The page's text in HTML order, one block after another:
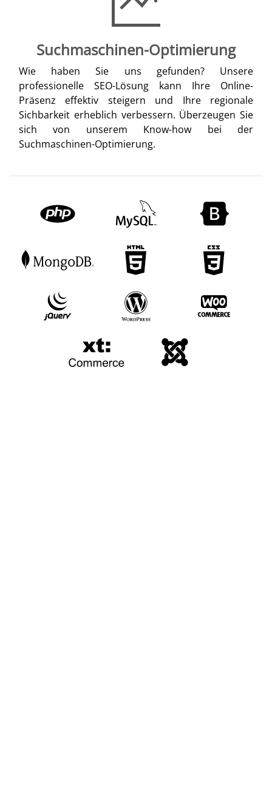
Suchmaschinen-Optimierung
Wie haben Sie uns gefunden? Unsere
professionelle SEO-Lösung kann Ihre Online-
Präsenz effektiv steigern und Ihre regionale
Sichbarkeit erheblich verbessern. Überzeugen Sie
sich von unserem Know-how bei der
Suchmaschinen-Optimierung.